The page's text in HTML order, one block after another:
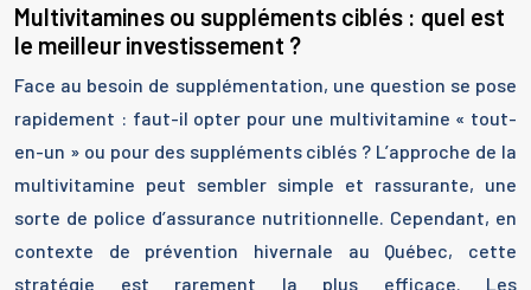
Multivitamines ou suppléments ciblés : quel est
le meilleur investissement ?
Face au besoin de supplémentation, une question se pose
rapidement : faut-il opter pour une multivitamine « tout-
en-un » ou pour des suppléments ciblés ? L’approche de la
multivitamine peut sembler simple et rassurante, une
sorte de police d’assurance nutritionnelle. Cependant, en
contexte de prévention hivernale au Québec, cette
stratégie est rarement la plus efficace. Les